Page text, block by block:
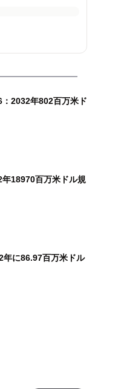
2032年802百万米ド
18970百万米ドル規
年に86.97百万米ドル